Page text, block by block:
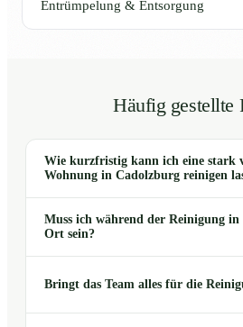
Entrümpelung & Entsorgung
Häufig gestellte
Wie kurzfristig kann ich eine stark
Wohnung in Cadolzburg reinigen
Muss ich während der Reinigung
Ort sein?
Bringt das Team alles für die